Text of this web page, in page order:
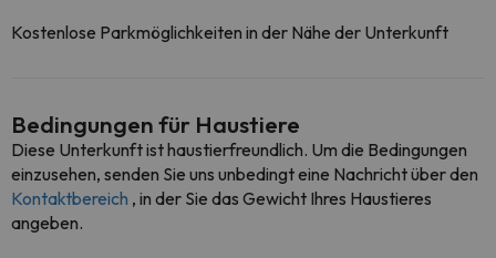
Kostenlose Parkmöglichkeiten in der Nähe der Unterkunft
Bedingungen für Haustiere
Diese Unterkunft ist haustierfreundlich. Um die Bedingungen
einzusehen, senden Sie uns unbedingt eine Nachricht über den
Kontaktbereich , in der Sie das Gewicht Ihres Haustieres
angeben.